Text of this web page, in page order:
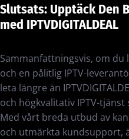
Slutsats: Upptäck Den
med IPTVDIGITALDEAL
Sammanfattningsvis, om du
och en pålitlig IPTV-
leta längre än
och högkvalitativ IPTV-
Med vårt breda utbud av
och utmärkta kundsupport,